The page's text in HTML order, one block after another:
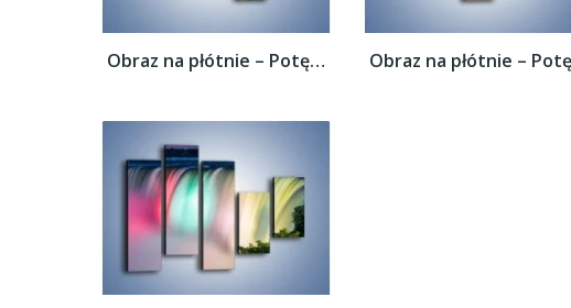
Obraz na płótnie – Potęga niagary –...